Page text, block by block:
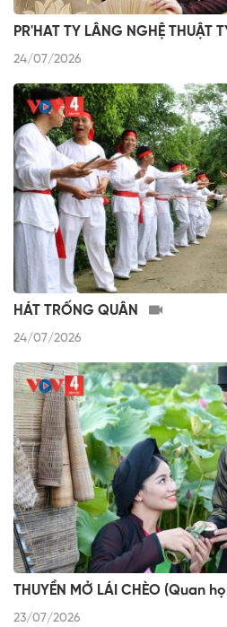
PR'HAT TY LÂNG NGHỆ THUẬT
24/07/2026
HÁT TRỐNG QUÂN
24/07/2026
THUYỀN MỞ LÁI CHÈO (Quan
23/07/2026